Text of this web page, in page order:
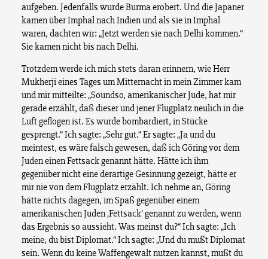
aufgeben. Jedenfalls wurde Burma erobert. Und die Japaner
kamen über Imphal nach Indien und als sie in Imphal
waren, dachten wir: „Jetzt werden sie nach Delhi kommen.“
Sie kamen nicht bis nach Delhi.
Trotzdem werde ich mich stets daran erinnern, wie Herr
Mukherji eines Tages um Mitternacht in mein Zimmer kam
und mir mitteilte: „Soundso, amerikanischer Jude, hat mir
gerade erzählt, daß dieser und jener Flugplatz neulich in die
Luft geflogen ist. Es wurde bombardiert, in Stücke
gesprengt.“ Ich sagte: „Sehr gut.“ Er sagte: „Ja und du
meintest, es wäre falsch gewesen, daß ich Göring vor dem
Juden einen Fettsack genannt hätte. Hätte ich ihm
gegenüber nicht eine derartige Gesinnung gezeigt, hätte er
mir nie von dem Flugplatz erzählt. Ich nehme an, Göring
hätte nichts dagegen, im Spaß gegenüber einem
amerikanischen Juden ‚Fettsack’ genannt zu werden, wenn
das Ergebnis so aussieht. Was meinst du?“ Ich sagte: „Ich
meine, du bist Diplomat.“ Ich sagte: „Und du mußt Diplomat
sein. Wenn du keine Waffengewalt nutzen kannst, mußt du